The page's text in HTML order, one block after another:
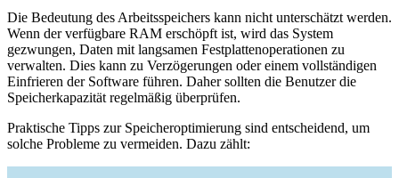
Die Bedeutung des Arbeitsspeichers kann nicht unterschätzt werden.
Wenn der verfügbare RAM erschöpft ist, wird das System
gezwungen, Daten mit langsamen Festplattenoperationen zu
verwalten. Dies kann zu Verzögerungen oder einem vollständigen
Einfrieren der Software führen. Daher sollten die Benutzer die
Speicherkapazität regelmäßig überprüfen.
Praktische Tipps zur Speicheroptimierung sind entscheidend, um
solche Probleme zu vermeiden. Dazu zählt: